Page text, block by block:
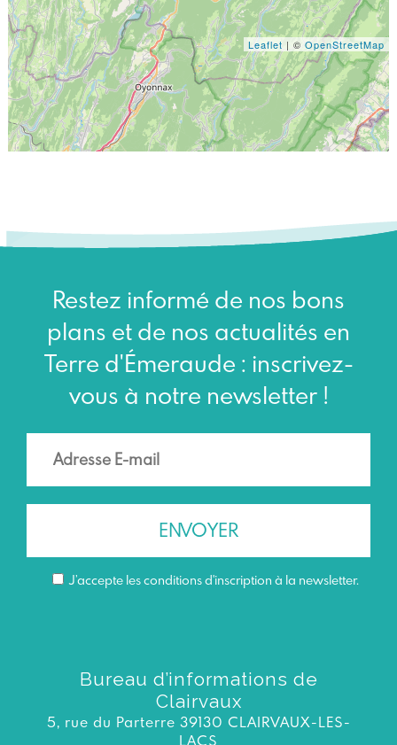
Leaflet | ©OpenStreetMap
Restez informé de nos bons
plans et de nos actualités en
Terre d'Émeraude : inscrivez-
vous à notre newsletter !
J’accepte les conditions d'inscription à la newsletter.
Bureau d’informations de
Clairvaux
5, rue du Parterre 39130 CLAIRVAUX-LES-
LACS